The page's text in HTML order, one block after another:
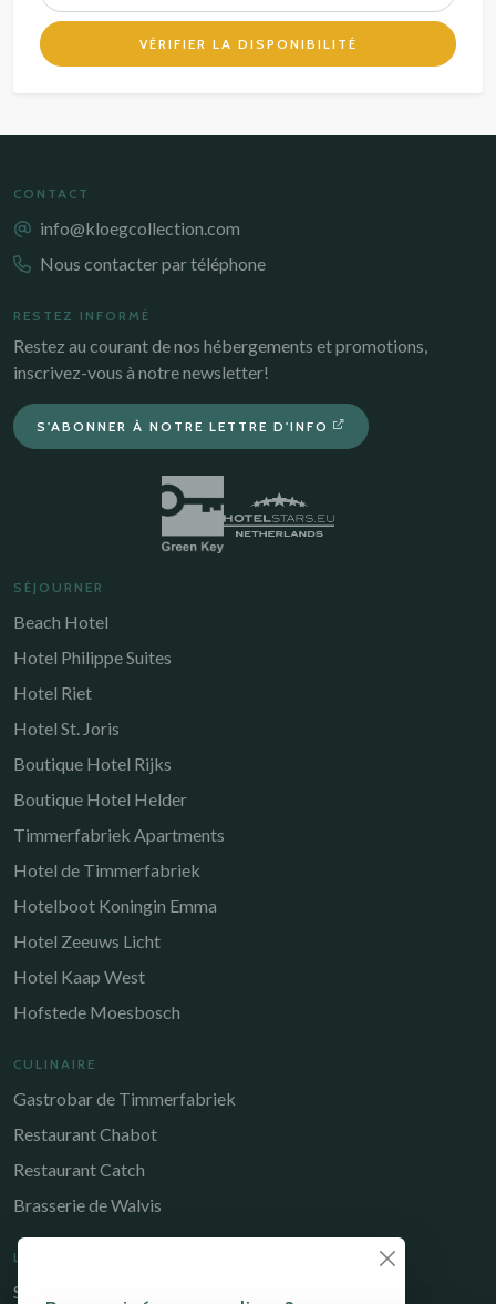
VÉRIFIER LA DISPONIBILITÉ
CONTACT
info@kloegcollection.com
Nous contacter par téléphone
RESTEZ INFORMÉ
Restez au courant de nos hébergements et promotions,
inscrivez-vous à notre newsletter!
S'ABONNER À NOTRE LETTRE D'INFO
SÉJOURNER
Beach Hotel
Hotel Philippe Suites
Hotel Riet
Hotel St. Joris
Boutique Hotel Rijks
Boutique Hotel Helder
Timmerfabriek Apartments
Hotel de Timmerfabriek
Hotelboot Koningin Emma
Hotel Zeeuws Licht
Hotel Kaap West
Hofstede Moesbosch
CULINAIRE
Gastrobar de Timmerfabriek
Restaurant Chabot
Restaurant Catch
Brasserie de Walvis
LIENS UTILES
Séjourner